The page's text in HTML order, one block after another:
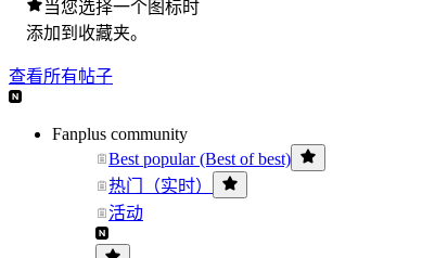
当您选择一个图标时
添加到收藏夹。
查看所有帖子
Fanplus community
Best popular (Best of best)
热门（实时）
活动